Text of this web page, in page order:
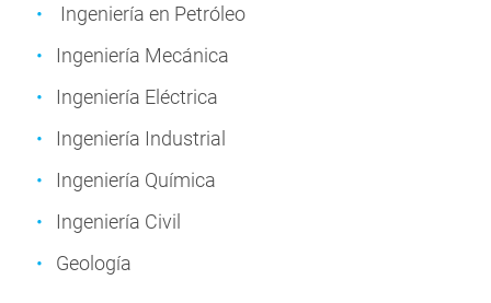
Ingeniería en Petróleo
Ingeniería Mecánica
Ingeniería Eléctrica
Ingeniería Industrial
Ingeniería Química
Ingeniería Civil
Geología